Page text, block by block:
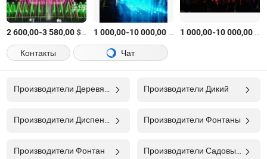
2 600,00-3 580,00$/Комплект
1 000,00-10 000,00$ /Комплект
1 000,00-10 000,00
/
Контакты
Чат
Производители Дикий
Производители Фонтаны
Производители Фонтан